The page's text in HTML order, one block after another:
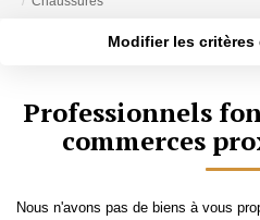
NOTRE
Modifier les critères
Type de bien
Professionnels
commerces
Nous n'avons pas de biens à vous